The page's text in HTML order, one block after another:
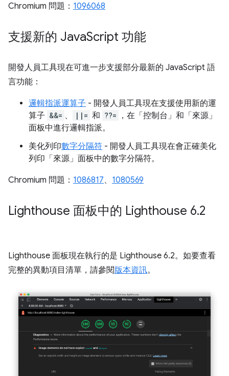
Chromium 問題： 1096068
支援新的 JavaScript 功能
開發人員工具現在可進一步支援部分最新的 JavaScript 語
言功能：
邏輯指派運算子 - 開發人員工具現在支援使用新的運
算子 &&= 、 ||= 和 ??=
，在「控制台」和「來源」
面板中進行邏輯指派。
美化列印數字分隔符 - 開發人員工具現在會正確美化
列印「來源」面板中的數字分隔符。
Chromium 問題： 1086817、 1080569
Lighthouse 面板中的 Lighthouse 6.2
Lighthouse 面板現在執行的是 Lighthouse 6.2。如要查看
完整的異動項目清單，請參閱版本資訊。